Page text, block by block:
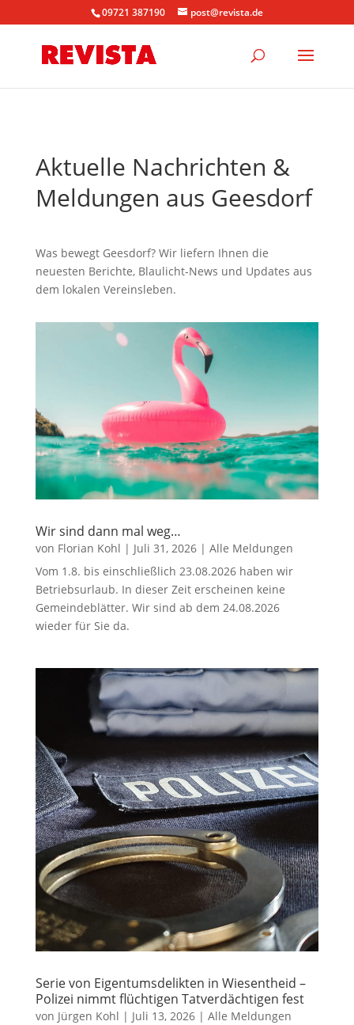
09721 387190 post@revista.de
Aktuelle Nachrichten &
Meldungen aus Geesdorf
Was bewegt Geesdorf? Wir liefern Ihnen die
neuesten Berichte, Blaulicht-News und Updates aus
dem lokalen Vereinsleben.
Wir sind dann mal weg…
von Florian Kohl | Juli 31, 2026| Alle Meldungen
Vom 1.8. bis einschließlich 23.08.2026 haben wir
Betriebsurlaub. In dieser Zeit erscheinen keine
Gemeindeblätter. Wir sind ab dem 24.08.2026
wieder für Sie da.
Serie von Eigentumsdelikten in Wiesentheid –
Polizei nimmt flüchtigen Tatverdächtigen fest
von Jürgen Kohl | Juli 13, 2026| Alle Meldungen